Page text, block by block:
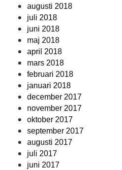
augusti 2018
juli 2018
juni 2018
maj 2018
april 2018
mars 2018
februari 2018
januari 2018
december 2017
november 2017
oktober 2017
september 2017
augusti 2017
juli 2017
juni 2017